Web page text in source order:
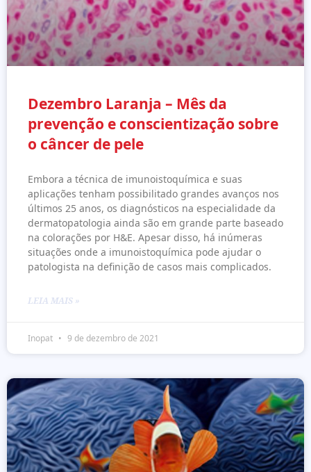
Dezembro Laranja – Mês da
prevenção e conscientização sobre
o câncer de pele
Embora a técnica de imunoistoquímica e suas
aplicações tenham possibilitado grandes avanços nos
últimos 25 anos, os diagnósticos na especialidade da
dermatopatologia ainda são em grande parte baseado
na colorações por H&E. Apesar disso, há inúmeras
situações onde a imunoistoquímica pode ajudar o
patologista na definição de casos mais complicados.
LEIA MAIS »
Inopat 9 de dezembro de 2021